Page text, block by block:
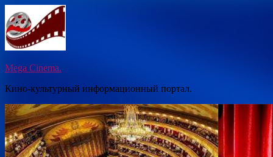
Перейти
к
содержимому
Mega Cinema.
Кино-культурный информационный портал.